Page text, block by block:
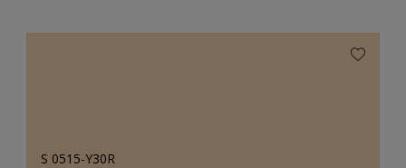
S 0515-Y30R